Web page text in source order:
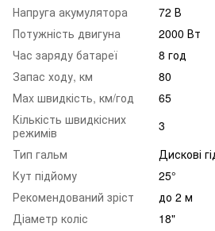
Напруга акумулятора
72 В
Потужність двигуна
2000 Вт
Час заряду батареї
8 год
Запас ходу, км
80
Маx швидкість, км/год
65
Кількість швидкісних
режимів
3
Тип гальм
Дискові
Кут підйому
25°
Рекомендований зріст
до 2 м
Діаметр коліс
18"